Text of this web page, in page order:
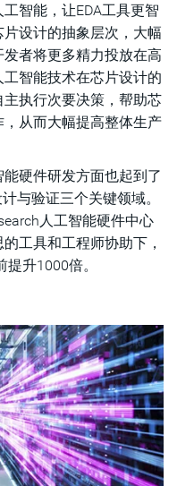
智能，让EDA工具更智
设计的抽象层次，大幅
者将更多精力投放在高
智能技术在芯片设计的
执行次要决策，帮助芯
从而大幅提高整体生产
硬件研发方面也起到了
与验证三个关键领域。
人工智能硬件中心
工具和工程师协助下，
升1000倍。